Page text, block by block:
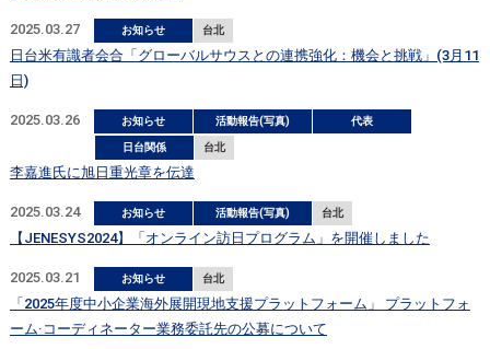
2025.03.27 お知らせ 台北
日台米有識者会合「グローバルサウスとの連携強化：機会と挑戦」(3月11
日)
2025.03.26 お知らせ 活動報告(写真)
代表
日台関係
台北
李嘉進氏に旭日重光章を伝達
2025.03.24 お知らせ 活動報告(写真) 台北
【JENESYS2024】「オンライン訪日プログラム」を開催しました
2025.03.21 お知らせ 台北
「2025年度中小企業海外展開現地支援プラットフォーム」 プラットフォ
ーム·コーディネーター業務委託先の公募について